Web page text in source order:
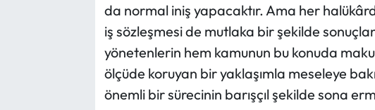
da normal iniş yapacaktır. Ama her
iş sözleşmesi de mutlaka bir şekilde
yönetenlerin hem kamunun bu konuda
ölçüde koruyan bir yaklaşımla meseleye
önemli bir sürecinin barışçıl şekilde sona